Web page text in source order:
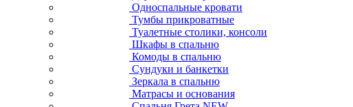
Односпальные кровати
Тумбы прикроватные
Туалетные столики, консоли
Шкафы в спальню
Комоды в спальню
Сундуки и банкетки
Зеркала в спальню
Матрасы и основания